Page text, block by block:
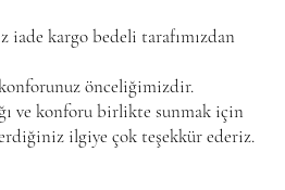
kargo bedeli tarafımızdan
önceliğimizdir.
ve konforu birlikte sunmak için
ilgiye çok teşekkür ederiz.